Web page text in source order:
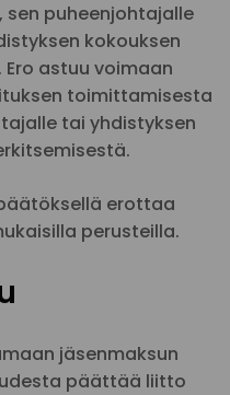
sen puheenjohtajalle
kokouksen
astuu voimaan
toimittamisesta
tai yhdistyksen
erottaa
perusteilla.
jäsenmaksun
päättää liitto